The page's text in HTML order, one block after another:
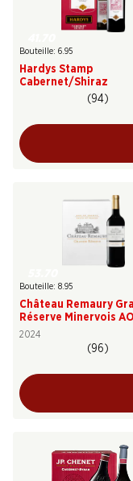
Bouteille: 6.95
Hardys Stamp
Cabernet/Shiraz
(94)
Bouteille: 8.95
Château Remaury
Réserve Minervois
2024
(96)